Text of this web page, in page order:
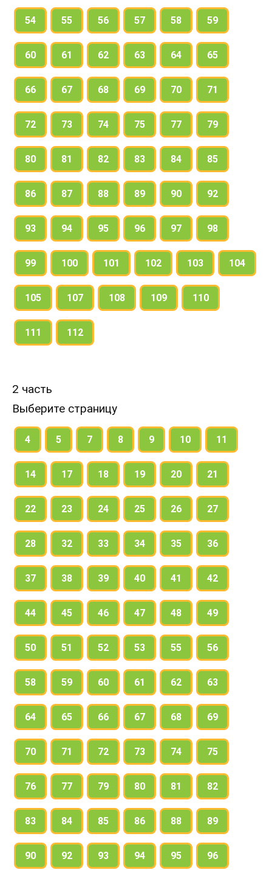
54 55 56 57 58 59
60 61 62 63 64 65
66 67 68 69 70 71
72 73 74 75 77 79
80 81 82 83 84 85
86 87 88 89 90 92
93 94 95 96 97 98
99 100 101 102 103 104
105 107 108 109 110
111 112
2 часть
Выберите страницу
4 5 7 8 9 10 11
14 17 18 19 20 21
22 23 24 25 26 27
28 32 33 34 35 36
37 38 39 40 41 42
44 45 46 47 48 49
50 51 52 53 55 56
58 59 60 61 62 63
64 65 66 67 68 69
70 71 72 73 74 75
76 77 79 80 81 82
83 84 85 86 88 89
90 92 93 94 95 96